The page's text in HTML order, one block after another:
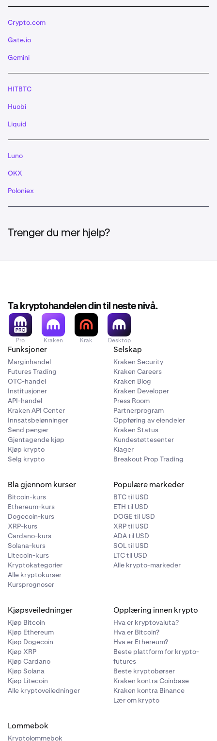
Crypto.com
Gate.io
Gemini
HITBTC
Huobi
Liquid
Luno
OKX
Poloniex
Trenger du mer hjelp?
Ta kryptohandelen din til neste nivå.
Pro Kraken Krak Desktop
Funksjoner
Marginhandel
Futures Trading
OTC-handel
Institusjoner
API-handel
Kraken API Center
Innsatsbelønninger
Send penger
Gjentagende kjøp
Kjøp krypto
Selg krypto
Selskap
Kraken Security
Kraken Careers
Kraken Blog
Kraken Developer
Press Room
Partnerprogram
Oppføring av eiendeler
Kraken Status
Kundestøttesenter
Klager
Breakout Prop Trading
Bla gjennom kurser
Bitcoin-kurs
Ethereum-kurs
Dogecoin-kurs
XRP-kurs
Cardano-kurs
Solana-kurs
Litecoin-kurs
Kryptokategorier
Alle kryptokurser
Kursprognoser
Populære markeder
BTC til USD
ETH til USD
DOGE til USD
XRP til USD
ADA til USD
SOL til USD
LTC til USD
Alle krypto-markeder
Kjøpsveiledninger
Kjøp Bitcoin
Kjøp Ethereum
Kjøp Dogecoin
Kjøp XRP
Kjøp Cardano
Kjøp Solana
Kjøp Litecoin
Alle kryptoveiledninger
Opplæring innen krypto
Hva er kryptovaluta?
Hva er Bitcoin?
Hva er Ethereum?
Beste plattform for krypto-
futures
Beste kryptobørser
Kraken kontra Coinbase
Kraken kontra Binance
Lær om krypto
Lommebok
Kryptolommebok